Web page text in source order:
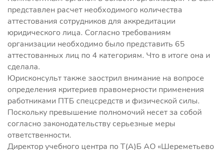
представлен расчет необходимого количества
аттестования сотрудников для аккредитации
юридического лица. Согласно требованиям
организации необходимо было представить 65
аттестованных лиц по 4 категориям. Что в итоге она и
сделала.
Юрисконсульт также заострил внимание на вопросе
определения критериев правомерности применения
работниками ПТБ спецсредств и физической силы.
Поскольку превышение полномочий несет за собой
согласно законодательству серьезные меры
ответственности.
Директор учебного центра по Т(А)Б АО «Шереметьево